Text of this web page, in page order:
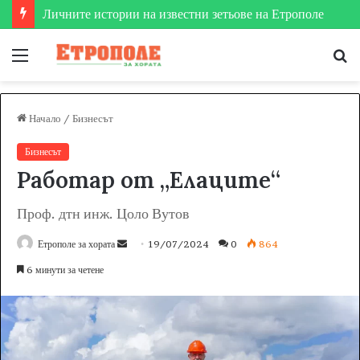
Етрополе затвърди мястото си на футболната карта
Меню
Начало / Бизнесът
Бизнесът
Работар от „Eлаците“
Проф. дтн инж. Цоло Вутов
Етрополе за хората
n
19/07/2024 0 864
6 минути за четене